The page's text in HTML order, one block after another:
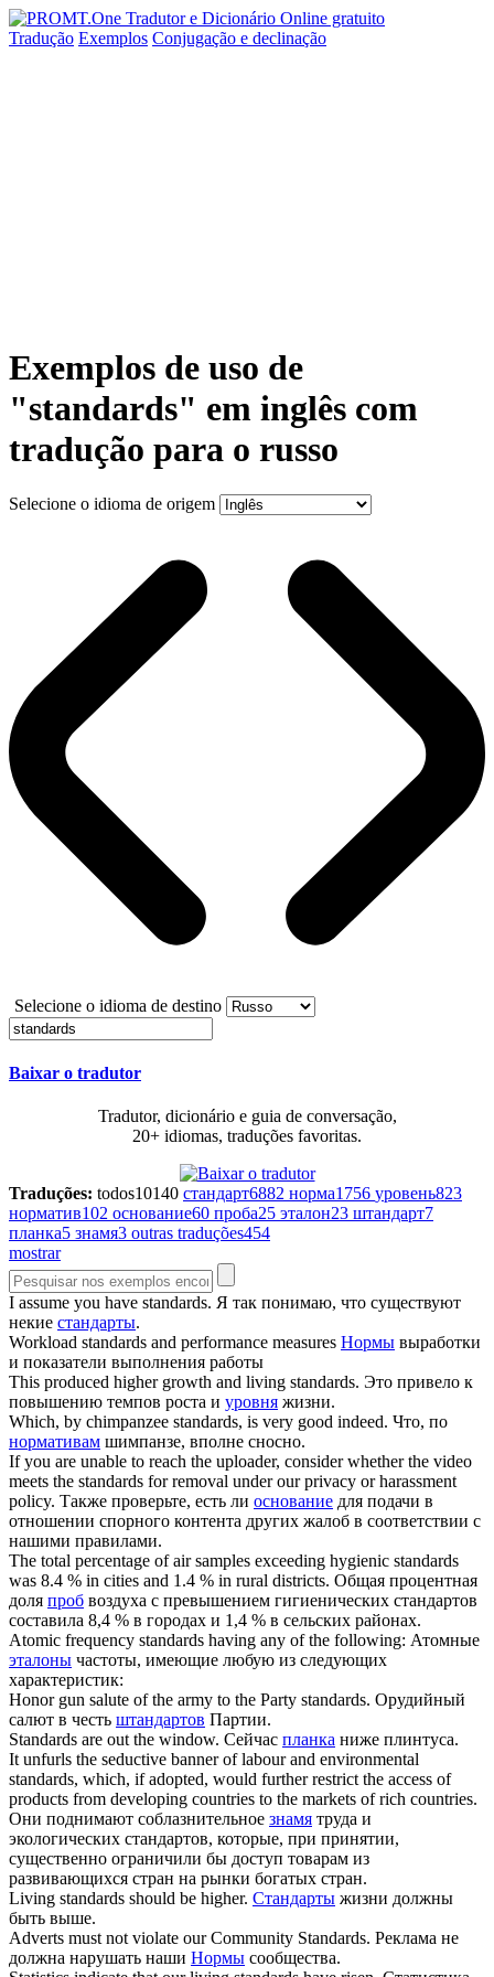
Tradução Exemplos Conjugação e declinação
Exemplos de uso de
"standards" em inglês com
tradução para o russo
Selecione o idioma de origem
Selecione o idioma de destino
Baixar o tradutor
Tradutor, dicionário e guia de conversação,
20+ idiomas, traduções favoritas.
Traduções: todos10140 стандарт6882 норма1756 уровень823
норматив102 основание60 проба25 эталон23 штандарт7
планка5 знамя3 outras traduções454
mostrar
I assume you have standards. Я так понимаю, что существуют
некие стандарты.
Workload standards and performance measures Нормы выработки
и показатели выполнения работы
This produced higher growth and living standards. Это привело к
повышению темпов роста и уровня жизни.
Which, by chimpanzee standards, is very good indeed. Что, по
нормативам шимпанзе, вполне сносно.
If you are unable to reach the uploader, consider whether the video
meets the standards for removal under our privacy or harassment
policy. Также проверьте, есть ли основание для подачи в
отношении спорного контента других жалоб в соответствии с
нашими правилами.
The total percentage of air samples exceeding hygienic standards
was 8.4 % in cities and 1.4 % in rural districts. Общая процентная
доля проб воздуха с превышением гигиенических стандартов
составила 8,4 % в городах и 1,4 % в сельских районах.
Atomic frequency standards having any of the following: Атомные
эталоны частоты, имеющие любую из следующих
характеристик:
Honor gun salute of the army to the Party standards. Орудийный
салют в честь штандартов Партии.
Standards are out the window. Сейчас планка ниже плинтуса.
It unfurls the seductive banner of labour and environmental
standards, which, if adopted, would further restrict the access of
products from developing countries to the markets of rich countries.
Они поднимают соблазнительное знамя труда и
экологических стандартов, которые, при принятии,
существенно ограничили бы доступ товарам из
развивающихся стран на рынки богатых стран.
Living standards should be higher. Стандарты жизни должны
быть выше.
Adverts must not violate our Community Standards. Реклама не
должна нарушать наши Нормы сообщества.